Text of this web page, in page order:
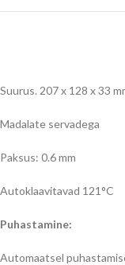
Suurus. 207 x 128 x 33
Madalate servadega
Paksus: 0.6 mm
Autoklaavitavad 121°C
Puhastamine:
Automaatsel